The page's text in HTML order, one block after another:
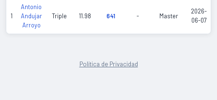
1
Antonio
Andujar
Arroyo
Triple 11.98 641 - Master
2026-
06-07
Política de Privacidad